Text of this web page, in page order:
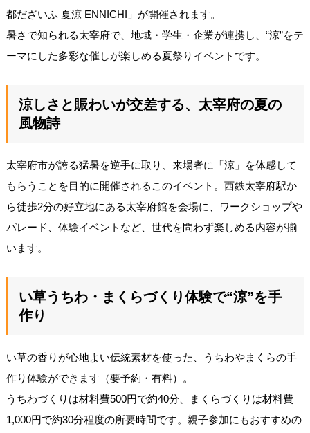
都だざいふ 夏涼 ENNICHI」が開催されます。
暑さで知られる太宰府で、地域・学生・企業が連携し、“涼”をテ
ーマにした多彩な催しが楽しめる夏祭りイベントです。
涼しさと賑わいが交差する、太宰府の夏の
風物詩
太宰府市が誇る猛暑を逆手に取り、来場者に「涼」を体感して
もらうことを目的に開催されるこのイベント。西鉄太宰府駅か
ら徒歩2分の好立地にある太宰府館を会場に、ワークショップや
パレード、体験イベントなど、世代を問わず楽しめる内容が揃
います。
い草うちわ・まくらづくり体験で“涼”を手
作り
い草の香りが心地よい伝統素材を使った、うちわやまくらの手
作り体験ができます（要予約・有料）。
うちわづくりは材料費500円で約40分、まくらづくりは材料費
1,000円で約30分程度の所要時間です。親子参加にもおすすめの